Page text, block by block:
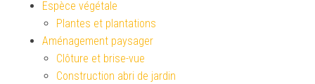
Espèce végétale
Plantes et plantations
Aménagement paysager
Clôture et brise-vue
Construction abri de jardin